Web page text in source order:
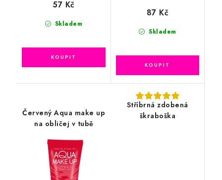
Skladem
57 Kč
Skladem
87 Kč
Červený Aqua make up
na obličej v tubě
Stříbrná zdobená
škraboška